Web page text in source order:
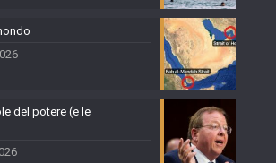
del potere (e le